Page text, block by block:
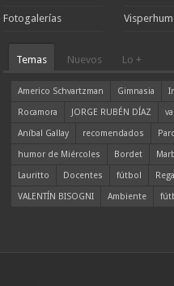
Fotogalerías
Temas Nuevos Lo +
Americo Schvartzman Gimnasia
Rocamora
JORGE RUBÉN DÍAZ
Aníbal Gallay
recomendados
humor de Miércoles
Bordet
Lauritto
Docentes fútbol
VALENTÍN BISOGNI
Ambiente